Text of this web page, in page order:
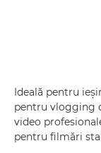
Ideală pentru
pentru vlogging
video
pentru filmări